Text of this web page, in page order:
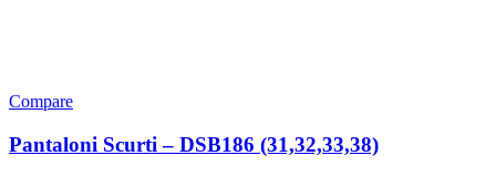
Compare
Pantaloni Scurti – DSB186 (31,32,33,38)